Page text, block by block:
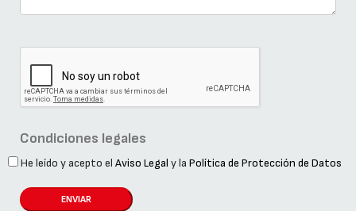
Condiciones legales
He leído y acepto el Aviso Legal y la Política de Protección de Datos
ENVIAR